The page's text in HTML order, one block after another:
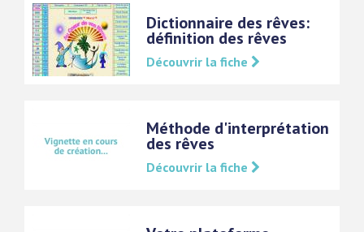
Dictionnaire des rêves:
définition des rêves
Découvrir la fiche
Méthode d'interprétation
des rêves
Découvrir la fiche